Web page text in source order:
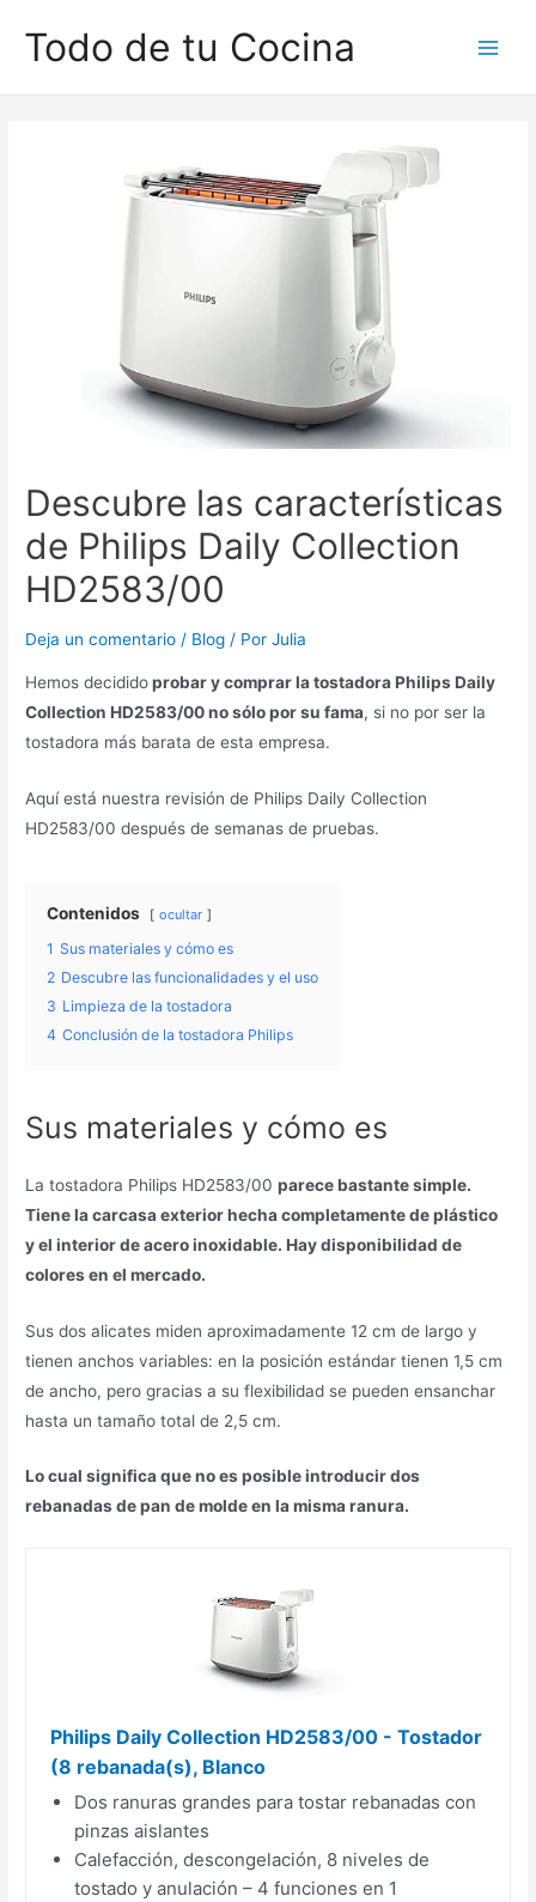
Todo de tu Cocina
Descubre las características
de Philips Daily Collection
HD2583/00
Deja un comentario / Blog / PorJulia
Hemos decididoprobar y comprar la tostadora Philips Daily
Collection HD2583/00 no sólo por su fama, si no por ser la
tostadora más barata de esta empresa.
Aquí está nuestra revisión de Philips Daily Collection
HD2583/00 después de semanas de pruebas.
Contenidos ocultar
1 Sus materiales y cómo es
2 Descubre las funcionalidades y el uso
3 Limpieza de la tostadora
4 Conclusión de la tostadora Philips
Sus materiales y cómo es
La tostadora Philips HD2583/00parece bastante simple.
Tiene la carcasa exterior hecha completamente de plástico
y el interior de acero inoxidable. Hay disponibilidad de
colores en el mercado.
Sus dos alicates miden aproximadamente 12 cm de largo y
tienen anchos variables: en la posición estándar tienen 1,5 cm
de ancho, pero gracias a su flexibilidad se pueden ensanchar
hasta un tamaño total de 2,5 cm.
Lo cual significa que no es posible introducir dos
rebanadas de pan de molde en la misma ranura.
Philips Daily Collection HD2583/00 - Tostador
(8 rebanada(s), Blanco
Dos ranuras grandes para tostar rebanadas con
pinzas aislantes
Calefacción, descongelación, 8 niveles de
tostado y anulación – 4 funciones en 1